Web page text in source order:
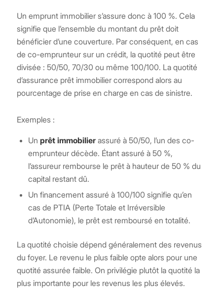
Un emprunt immobilier s’assure donc à 100 %. Cela
signifie que l’ensemble du montant du prêt doit
bénéficier d’une couverture. Par conséquent, en cas
de co-emprunteur sur un crédit, la quotité peut être
divisée : 50/50, 70/30 ou même 100/100. La quotité
d’assurance prêt immobilier correspond alors au
pourcentage de prise en charge en cas de sinistre.
Exemples :
Un prêt immobilierassuré à 50/50, l’un des co-
emprunteur décède. Étant assuré à 50 %,
l’assureur rembourse le prêt à hauteur de 50 % du
capital restant dû.
Un financement assuré à 100/100 signifie qu’en
cas de PTIA (Perte Totale et Irréversible
d’Autonomie), le prêt est remboursé en totalité.
La quotité choisie dépend généralement des revenus
du foyer. Le revenu le plus faible opte alors pour une
quotité assurée faible. On privilégie plutôt la quotité la
plus importante pour les revenus les plus élevés.